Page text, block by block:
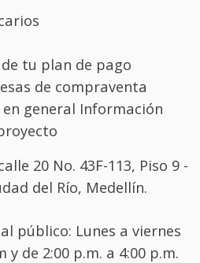
tu plan de pago
de compraventa
general Información
20 No. 43F-113, Piso 9 -
del Río, Medellín.
público: Lunes a viernes
y de 2:00 p.m. a 4:00 p.m.